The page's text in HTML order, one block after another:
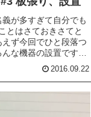
が多すぎて自分でも
とはさておきさてと
ず今回でひと段落つ
な機器の設置です
2016.09.22